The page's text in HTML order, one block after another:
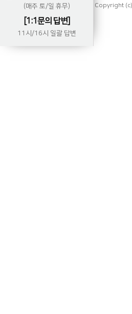
(매주 토/일 휴무)
[1:1문의 답변]
11시/16시 일괄 답변
Copyright